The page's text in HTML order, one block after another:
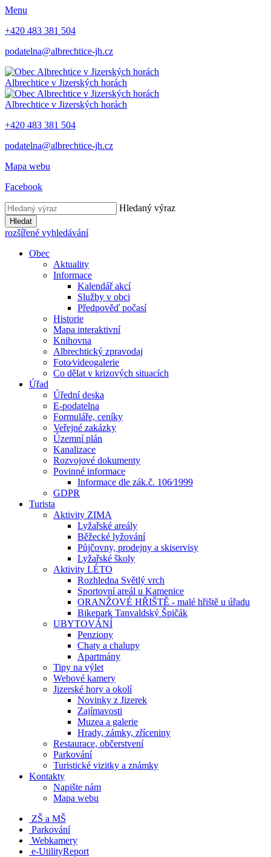
Menu
+420 483 381 504
podatelna@albrechtice-jh.cz
Albrechtice v Jizerských horách
Albrechtice v Jizerských horách
+420 483 381 504
podatelna@albrechtice-jh.cz
Mapa webu
Facebook
Hledaný výraz
Hledat
rozšířené vyhledávání
Obec
Aktuality
Informace
Kalendář akcí
Služby v obci
Předpověď počasí
Historie
Mapa interaktivní
Knihovna
Albrechtický zpravodaj
Foto⁄videogalerie
Co dělat v krizových situacích
Úřad
Úřední deska
E-podatelna
Formuláře, ceníky
Veřejné zakázky
Územní plán
Kanalizace
Rozvojové dokumenty
Povinné informace
Informace dle zák.č. 106⁄1999
GDPR
Turista
Aktivity ZIMA
Lyžařské areály
Běžecké lyžování
Půjčovny, prodejny a skiservisy
Lyžařské školy
Aktivity LÉTO
Rozhledna Světlý vrch
Sportovní areál u Kamenice
ORANŽOVÉ HŘIŠTĚ - malé hřiště u úřadu
Bikepark Tanvaldský Špičák
UBYTOVÁNÍ
Penziony
Chaty a chalupy
Apartmány
Tipy na výlet
Webové kamery
Jizerské hory a okolí
Novinky z Jizerek
Zajímavosti
Muzea a galerie
Hrady, zámky, zříceniny
Restaurace, občerstvení
Parkování
Turistické vizitky a známky
Kontakty
Napište nám
Mapa webu
ZŠ a MŠ
Parkování
Webkamery
e-UtilityReport